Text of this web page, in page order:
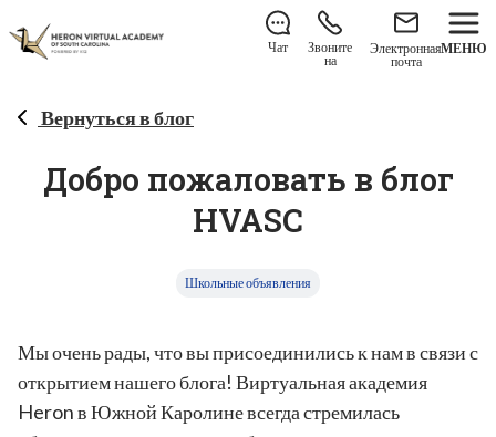
Еще есть возможность присоединиться к нам на 2026–
2027 учебный год!
Узнайте, как записаться
Чат
Звоните
на
Электронная
почта
МЕНЮ
Вернуться в блог
Добро пожаловать в блог
HVASC
Школьные объявления
Мы очень рады, что вы присоединились к нам в связи с
открытием нашего блога! Виртуальная академия
Heron в Южной Каролине всегда стремилась